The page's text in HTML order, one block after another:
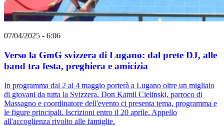
07/04/2025 - 6:06
Verso la GmG svizzera di Lugano: dal prete DJ, alle
band tra festa, preghiera e amicizia
In programma dal 2 al 4 maggio porterà a Lugano oltre un migliaio
di giovani da tutta la Svizzera. Don Kamil Cielinski, parroco di
Massagno e coordinatore dell'evento ci presenta tema, programma e
le figure principali. Iscrizioni entro il 20 aprile. Appello
all'accoglienza rivolto alle famiglie.